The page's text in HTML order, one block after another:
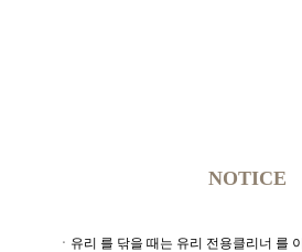
NOTICE
ㆍ유리 를 닦을 때는 유리 전용클리너 를